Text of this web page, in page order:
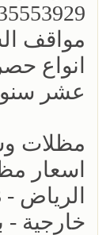
مواقف
انواع
عشر
مظلات
اسعار
خارجية -